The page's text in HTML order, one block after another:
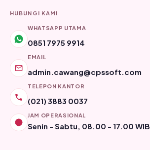
HUBUNGI KAMI
WHATSAPP UTAMA
0851 7975 9914
EMAIL
admin.cawang@cpssoft.com
TELEPON KANTOR
(021) 3883 0037
JAM OPERASIONAL
Senin - Sabtu, 08.00 - 17.00 WIB